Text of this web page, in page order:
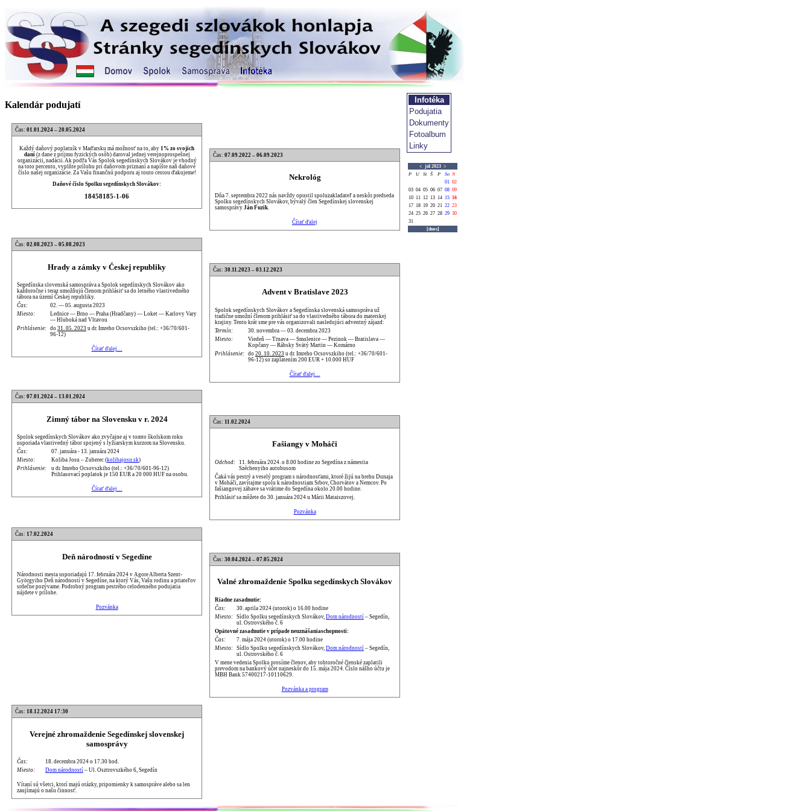
Kalendár podujatí
Čas: 01.01.2024 – 20.05.2024
Každý daňový poplatník v Maďarsku má možnosť na to, aby 1% zo svojich
daní (z dane z príjmu fyzických osôb) daroval jednej verejnoprospešnej
organizácii, nadácii. Ak podľa Vás Spolok segedínskych Slovákov je vhodný
na toto percento, vyplňte prílohu pri daňovom priznaní a napíšte naň daňové
číslo našej organizácie. Za Vašu finančnú podporu aj touto cestou ďakujeme!
Daňové číslo Spolku segedínskych Slovákov:
18458185-1-06
Čas: 07.09.2022 – 06.09.2023
Nekrológ
Dňa 7. septembra 2022 nás navždy opustil spoluzakladateľ a neskôr predseda
Spolku segedínskych Slovákov, bývalý člen Segedínskej slovenskej
samosprávy Ján Fuzik
Čítať ďalej
Čas: 02.08.2023 – 05.08.2023
Hrady a zámky v Českej republiky
Segedínska slovenská samospráva a Spolok segedínskych Slovákov ako
každoročne i teraz umožňujú členom prihlásiť sa do letného vlastivedného
tábora na území Českej republiky.
Čas:
02. — 05. augusta 2023
Miesto:
Lednice — Brno — Praha (Hradčany) — Loket — Karlovy Vary
— Hluboká nad Vltavou
Prihlásenie: do 31. 05. 2023 u dr. Imreho Ocsovszkiho (tel.: +36/70/601-
96-12)
Čítať ďalej…
Čas: 30.11.2023 – 03.12.2023
Advent v Bratislave 2023
Spolok segedínskych Slovákov a Segedínska slovenská samospráva už
tradične umožní členom prihlásiť sa do vlastivedného tábora do materskej
krajiny. Tento krát sme pre vás organizovali nasledujúci adventný zájazd:
Termín:
30. novembra — 03. decembra 2023
Miesto:
Viedeň — Trnava — Smolenice — Pezinok — Bratislava —
Kopčany — Rábsky Svätý Martin — Komárno
Prihlásenie: do 20. 10. 2023 u dr. Imreho Ocsovszkiho (tel.: +36/70/601-
96-12) so zaplatením 200 EUR + 10.000 HUF
Čítať ďalej…
Čas: 07.01.2024 – 13.01.2024
Zimný tábor na Slovensku v r. 2024
Spolok segedínskych Slovákov ako zvyčajne aj v tomto školskom roku
usporiada vlastivedný tábor spojený s lyžiarskym kurzom na Slovensku.
Čas:
07. januára - 13. januára 2024
Miesto:
Koliba Josu – Zuberec (kolibajosu.sk)
Prihlásenie:
u dr. Imreho Ocsovszkiho (tel.: +36/70/601-96-12)
Prihlasovací poplatok je 150 EUR a 20 000 HUF na osobu.
Čítať ďalej…
Čas: 11.02.2024
Fašiangy v Moháči
Odchod:
11. februára 2024. o 8.00 hodine zo Segedína z námestia
Széchenyiho autobusom
Čaká vás pestrý a veselý program s národnosťami, ktoré žijú na brehu Dunaja
v Moháči, zavítajme spolu k národnostiam Srbov, Chorvátov a Nemcov. Po
fašiangovej zábave sa vrátime do Segedína okolo 20.00 hodine.
Prihlásiť sa môžete do 30. januára 2024 u Márii Mataiszovej.
Pozvánka
Čas: 17.02.2024
Deň národností v Segedíne
Národnosti mesta usporiadajú 17. februára 2024 v Agore Alberta Szent-
Györgyiho Deň národností v Segedíne, na ktorý Vás, Vašu rodinu a priateľov
srdečne pozývame. Podrobný program pestrého celodenného podujatia
nájdete v prílohe.
Pozvánka
Čas: 30.04.2024 – 07.05.2024
Valné zhromaždenie Spolku segedínskych Slovákov
Riadne zasadnutie:
Čas:
30. aprila 2024 (utorok) o 16.00 hodine
Miesto: Sídlo Spolku segedínskych Slovákov, Dom národností – Segedín,
ul. Ostrovského č. 6
Opätovné zasadnutie v prípade neuznášaniaschopnosti:
Čas:
7. mája 2024 (utorok) o 17.00 hodine
Miesto: Sídlo Spolku segedínskych Slovákov, Dom národností – Segedín,
ul. Ostrovského č. 6
V mene vedenia Spolku prosíme členov, aby tohtoročné členské zaplatili
prevodom na bankový účet najneskôr do 15. mája 2024. Číslo nášho účtu je
MBH Bank 57400217-10110629.
Pozvánka a program
Čas: 18.12.2024 17:30
Verejné zhromaždenie Segedínskej slovenskej
samosprávy
Čas:
18. decembra 2024 o 17.30 hod.
Miesto:
Dom národností – Ul. Osztrovszkého 6, Segedín
Vítaní sú všetci, ktorí majú otázky, pripomienky k samospráve alebo sa len
zaujímajú o našu činnosť.
Infotéka
Podujatia
Dokumenty
Fotoalbum
Linky
< júl 2023 >
P
U St Š P So N
01 02
03 04 05 06 07 08 09
10 11 12 13 14 15 16
17 18 19 20 21 22 23
24 25 26 27 28 29 30
31
[dnes]